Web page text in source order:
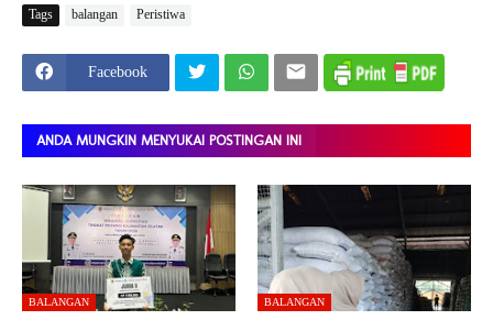
Tags balangan Peristiwa
Facebook
ANDA MUNGKIN MENYUKAI POSTINGAN INI
BALANGAN BALANGAN